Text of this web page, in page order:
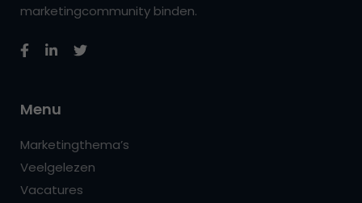
marketingcommunity binden.
Menu
Marketingthema’s
Veelgelezen
Vacatures